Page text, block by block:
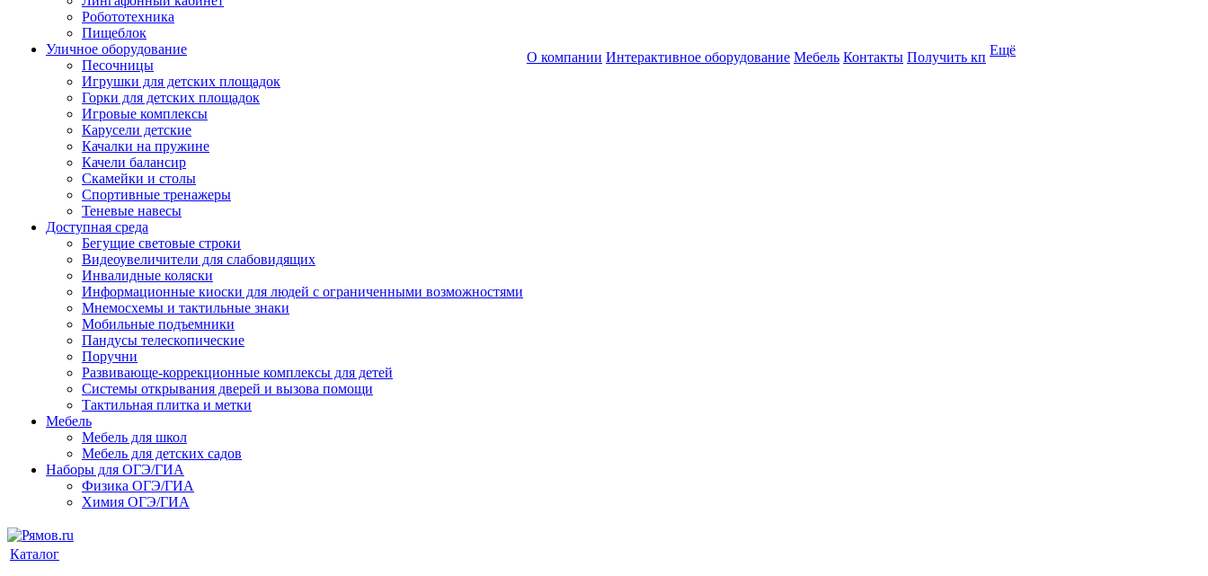
Робототехника
Пищеблок
Уличное оборудование
Песочницы
Игрушки для детских площадок
Горки для детских площадок
Игровые комплексы
Карусели детские
Качалки на пружине
Качели балансир
Скамейки и столы
Спортивные тренажеры
Теневые навесы
Доступная среда
Бегущие световые строки
Видеоувеличители для слабовидящих
Инвалидные коляски
Информационные киоски для людей с ограниченными возможностями
Мнемосхемы и тактильные знаки
Мобильные подъемники
Пандусы телескопические
Поручни
Развивающе-коррекционные комплексы для детей
Системы открывания дверей и вызова помощи
Тактильная плитка и метки
Мебель
Мебель для школ
Мебель для детских садов
Наборы для ОГЭ/ГИА
Физика ОГЭ/ГИА
Химия ОГЭ/ГИА
О компании Интерактивное оборудование Мебель Контакты Получить кп Ещё
Каталог